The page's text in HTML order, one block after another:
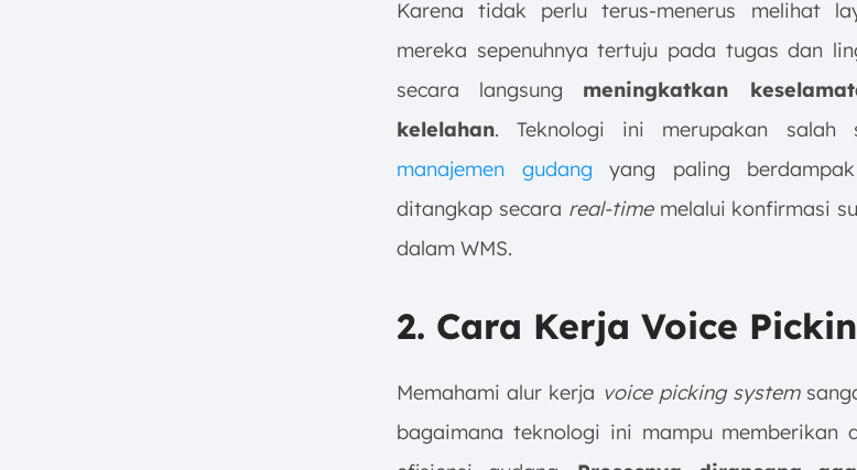
Karena tidak perlu terus-menerus melihat
mereka sepenuhnya tertuju pada tugas dan
secara langsung meningkatkan
kelelahan. Teknologi ini merupakan salah
manajemen gudang yang paling
ditangkap secara real-timemelalui konfirmasi
dalam WMS.
2. Cara Kerja Voice
Memahami alur kerja voice picking system
bagaimana teknologi ini mampu memberikan